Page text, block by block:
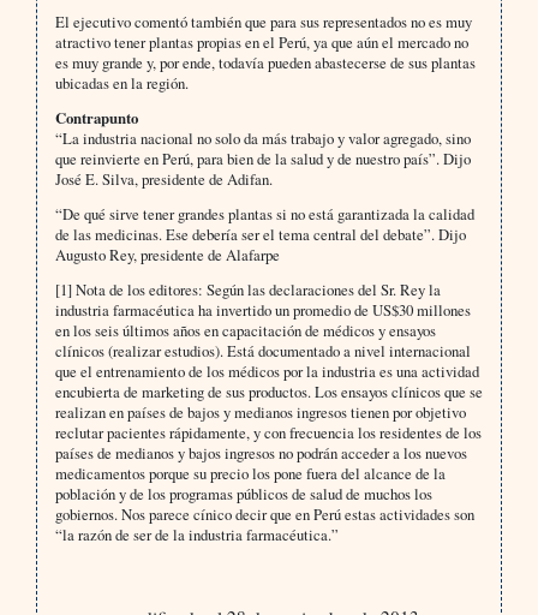
El ejecutivo comentó también que para sus representados no es muy
atractivo tener plantas propias en el Perú, ya que aún el mercado no
es muy grande y, por ende, todavía pueden abastecerse de sus plantas
ubicadas en la región.
Contrapunto
“La industria nacional no solo da más trabajo y valor agregado, sino
que reinvierte en Perú, para bien de la salud y de nuestro país”. Dijo
José E. Silva, presidente de Adifan.
“De qué sirve tener grandes plantas si no está garantizada la calidad
de las medicinas. Ese debería ser el tema central del debate”. Dijo
Augusto Rey, presidente de Alafarpe
[1] Nota de los editores: Según las declaraciones del Sr. Rey la
industria farmacéutica ha invertido un promedio de US$30 millones
en los seis últimos años en capacitación de médicos y ensayos
clínicos (realizar estudios). Está documentado a nivel internacional
que el entrenamiento de los médicos por la industria es una actividad
encubierta de marketing de sus productos. Los ensayos clínicos que se
realizan en países de bajos y medianos ingresos tienen por objetivo
reclutar pacientes rápidamente, y con frecuencia los residentes de los
países de medianos y bajos ingresos no podrán acceder a los nuevos
medicamentos porque su precio los pone fuera del alcance de la
población y de los programas públicos de salud de muchos los
gobiernos. Nos parece cínico decir que en Perú estas actividades son
“la razón de ser de la industria farmacéutica.”